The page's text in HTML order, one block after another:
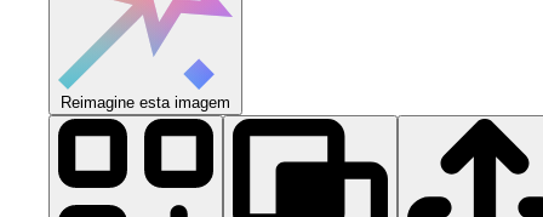
Reimagine esta imagem